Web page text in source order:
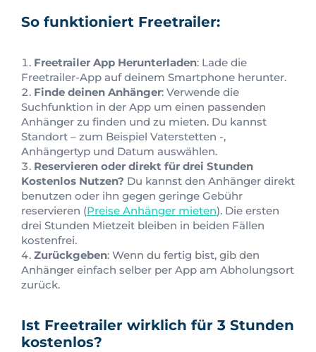
So funktioniert Freetrailer:
Freetrailer App Herunterladen: Lade die
Freetrailer-App auf deinem Smartphone herunter.
Finde deinen Anhänger: Verwende die
Suchfunktion in der App um einen passenden
Anhänger zu finden und zu mieten. Du kannst
Standort – zum Beispiel Vaterstetten -,
Anhängertyp und Datum auswählen.
Reservieren oder direkt für drei Stunden
Kostenlos Nutzen? Du kannst den Anhänger direkt
benutzen oder ihn gegen geringe Gebühr
reservieren (Preise Anhänger mieten). Die ersten
drei Stunden Mietzeit bleiben in beiden Fällen
kostenfrei.
Zurückgeben: Wenn du fertig bist, gib den
Anhänger einfach selber per App am Abholungsort
zurück.
Ist Freetrailer wirklich für 3 Stunden
kostenlos?